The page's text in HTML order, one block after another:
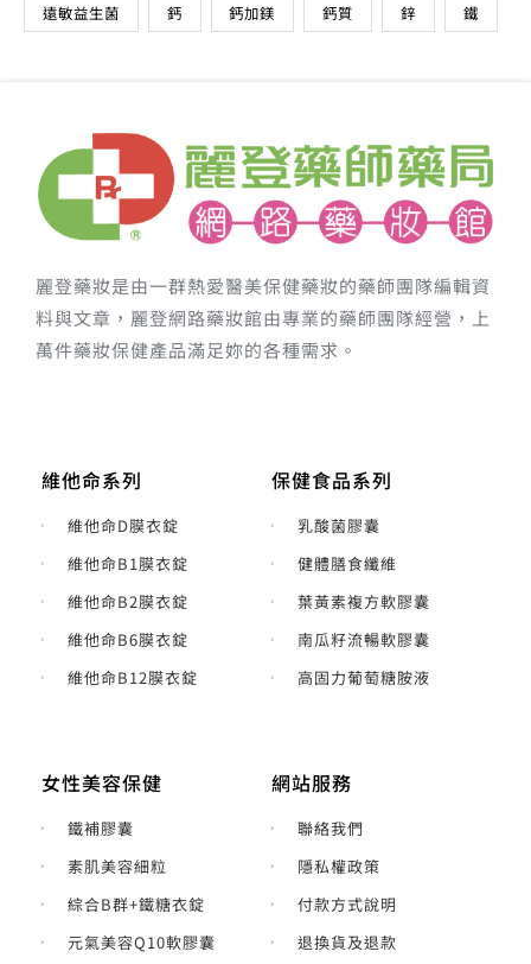
遠敏益生菌 鈣 鈣加鎂 鈣質 鋅 鐵
麗登藥妝是由一群熱愛醫美保健藥妝的藥師團隊編輯資
料與文章，麗登網路藥妝館由專業的藥師團隊經營，上
萬件藥妝保健產品滿足妳的各種需求。
維他命系列
維他命D膜衣錠
維他命B1膜衣錠
維他命B2膜衣錠
維他命B6膜衣錠
維他命B12膜衣錠
保健食品系列
乳酸菌膠囊
健體膳食纖維
葉黃素複方軟膠囊
南瓜籽流暢軟膠囊
高固力葡萄糖胺液
女性美容保健
鐵補膠囊
素肌美容細粒
綜合B群+鐵糖衣錠
元氣美容Q10軟膠囊
網站服務
聯絡我們
隱私權政策
付款方式說明
退換貨及退款